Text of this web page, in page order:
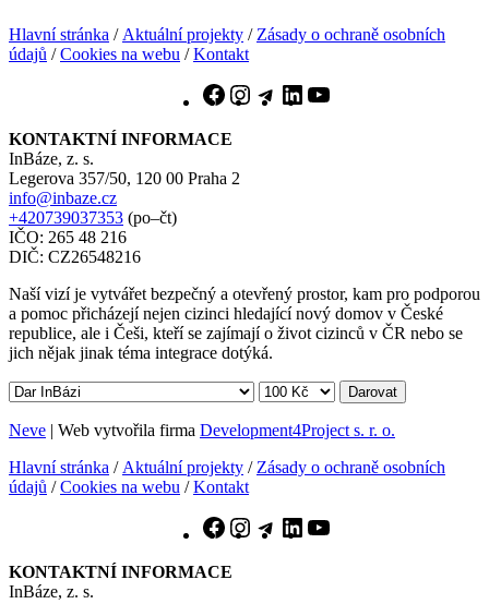
Hlavní stránka / Aktuální projekty / Zásady o ochraně osobních
údajů /Cookies na webu /Kontakt
Facebook
Instagram
TelegramLinkedIn
KONTAKTNÍ INFORMACE
InBáze, z. s.
Legerova 357/50, 120 00 Praha 2
info@inbaze.cz
+420739037353 (po–čt)
IČO: 265 48 216
DIČ: CZ26548216
Naší vizí je vytvářet bezpečný a otevřený prostor, kam pro podporou
a pomoc přicházejí nejen cizinci hledající nový domov v České
republice, ale i Češi, kteří se zajímají o život cizinců v ČR nebo se
jich nějak jinak téma integrace dotýká.
Darovat
Neve | Web vytvořila firma Development4Project s. r. o.
Hlavní stránka / Aktuální projekty / Zásady o ochraně osobních
údajů /Cookies na webu /Kontakt
Facebook
Instagram
TelegramLinkedIn
KONTAKTNÍ INFORMACE
InBáze, z. s.